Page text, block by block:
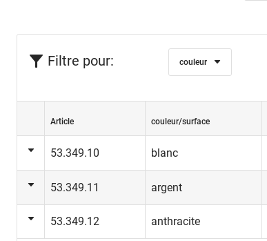
Filtre pour: couleur
Article couleur/surface
53.349.10 blanc
53.349.11 argent
53.349.12 anthracite